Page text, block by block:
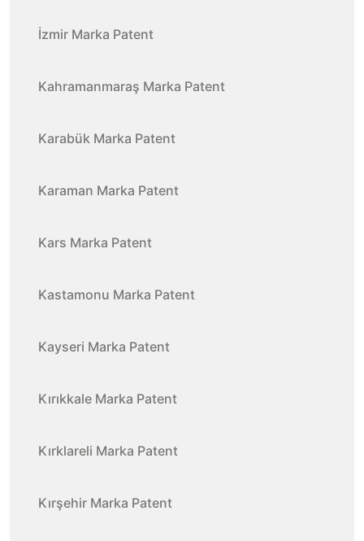
İzmir Marka Patent
Kahramanmaraş Marka Patent
Karabük Marka Patent
Karaman Marka Patent
Kars Marka Patent
Kastamonu Marka Patent
Kayseri Marka Patent
Kırıkkale Marka Patent
Kırklareli Marka Patent
Kırşehir Marka Patent